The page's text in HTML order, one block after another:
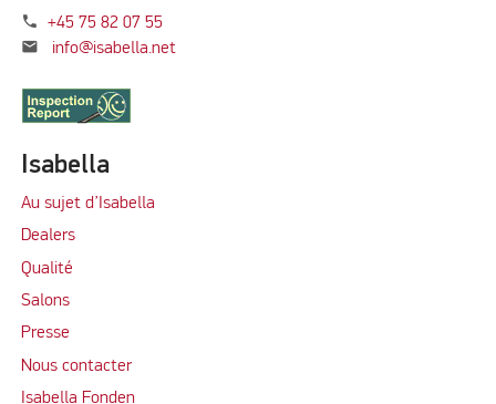
phone +45 75 82 07 55
mail info@isabella.net
Isabella
Au sujet d’Isabella
Dealers
Qualité
Salons
Presse
Nous contacter
Isabella Fonden